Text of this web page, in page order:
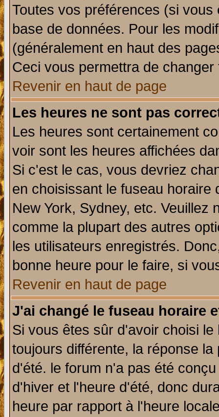
Toutes vos préférences (si
base de données. Pour les
(généralement en haut des
Ceci vous permettra de
Revenir en haut de page
Les heures ne sont pas
Les heures sont certainement
voir sont les heures affichées
Si c'est le cas, vous devriez
en choisissant le fuseau
New York, Sydney, etc. Veuillez
comme la plupart des autres
les utilisateurs enregistrés.
bonne heure pour le faire, si
Revenir en haut de page
J'ai changé le fuseau horaire
Si vous êtes sûr d'avoir choisi
toujours différente, la réponse
d'été. le forum n'a pas été
d'hiver et l'heure d'été, donc
heure par rapport à l'heure